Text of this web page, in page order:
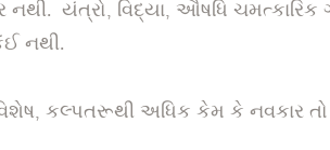
યંત્રો, વિદ્યા, ઔષધિ ચમત્કારિક
નથી.
કલ્પતરૂથી અધિક કેમ કે નવકાર તો